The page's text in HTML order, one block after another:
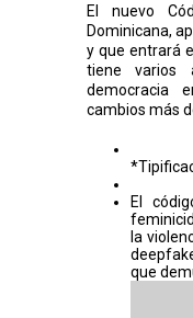
El nuevo
Dominicana,
y que entrará
tiene varios
democracia
cambios más
El
la
que